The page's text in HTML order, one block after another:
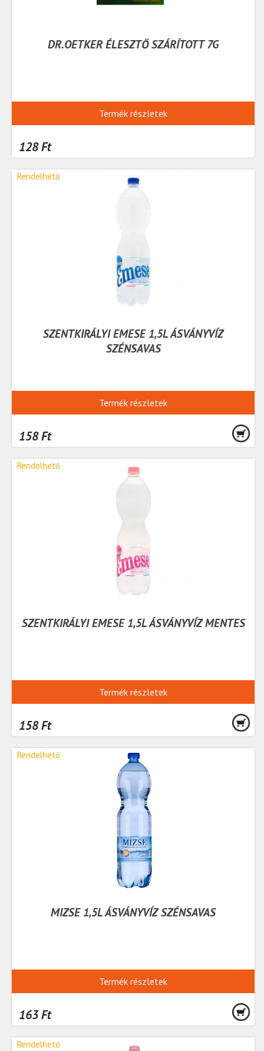
DR.OETKER ÉLESZTŐ SZÁRÍTOTT 7G
Termék részletek
128 Ft
Rendelhető
SZENTKIRÁLYI EMESE 1,5L ÁSVÁNYVÍZ
SZÉNSAVAS
Termék részletek
158 Ft
Rendelhető
SZENTKIRÁLYI EMESE 1,5L ÁSVÁNYVÍZ MENTES
Termék részletek
158 Ft
Rendelhető
MIZSE 1,5L ÁSVÁNYVÍZ SZÉNSAVAS
Termék részletek
163 Ft
Rendelhető